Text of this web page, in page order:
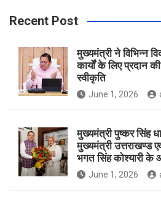
c
Recent Post
मुख्यमंत्री ने विभिन्न
कार्यों के लिए प्रदान
स्वीकृति
June 1, 2026
मुख्यमंत्री पुष्कर सिंह
मुख्यमंत्री उत्तराखण्ड
भगत सिंह कोश्यारी के
June 1, 2026